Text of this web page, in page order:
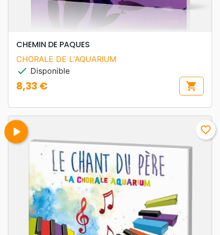
CHEMIN DE PAQUES
CHORALE DE L'AQUARIUM
check Disponible
Prix
8,33 € shopping_cart
play_arrow favorite_border